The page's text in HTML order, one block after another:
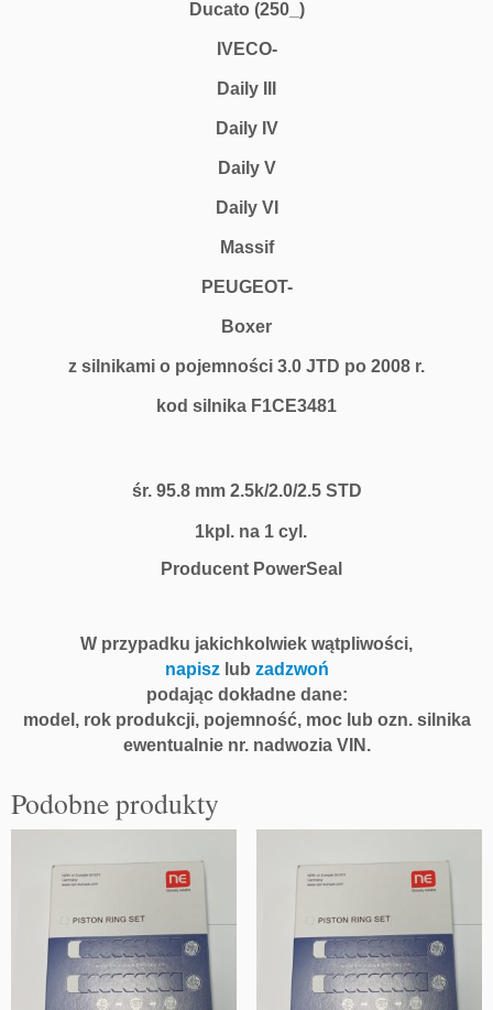
Ducato (250_)
IVECO-
Daily III
Daily IV
Daily V
Daily VI
Massif
PEUGEOT-
Boxer
z silnikami o pojemności 3.0 JTD po 2008 r.
kod silnika F1CE3481
śr. 95.8 mm 2.5k/2.0/2.5 STD
1kpl. na 1 cyl.
Producent PowerSeal
W przypadku jakichkolwiek wątpliwości,
napiszlub zadzwoń
podając dokładne dane:
model, rok produkcji, pojemność, moc lub ozn. silnika
ewentualnie nr. nadwozia VIN.
Podobne produkty